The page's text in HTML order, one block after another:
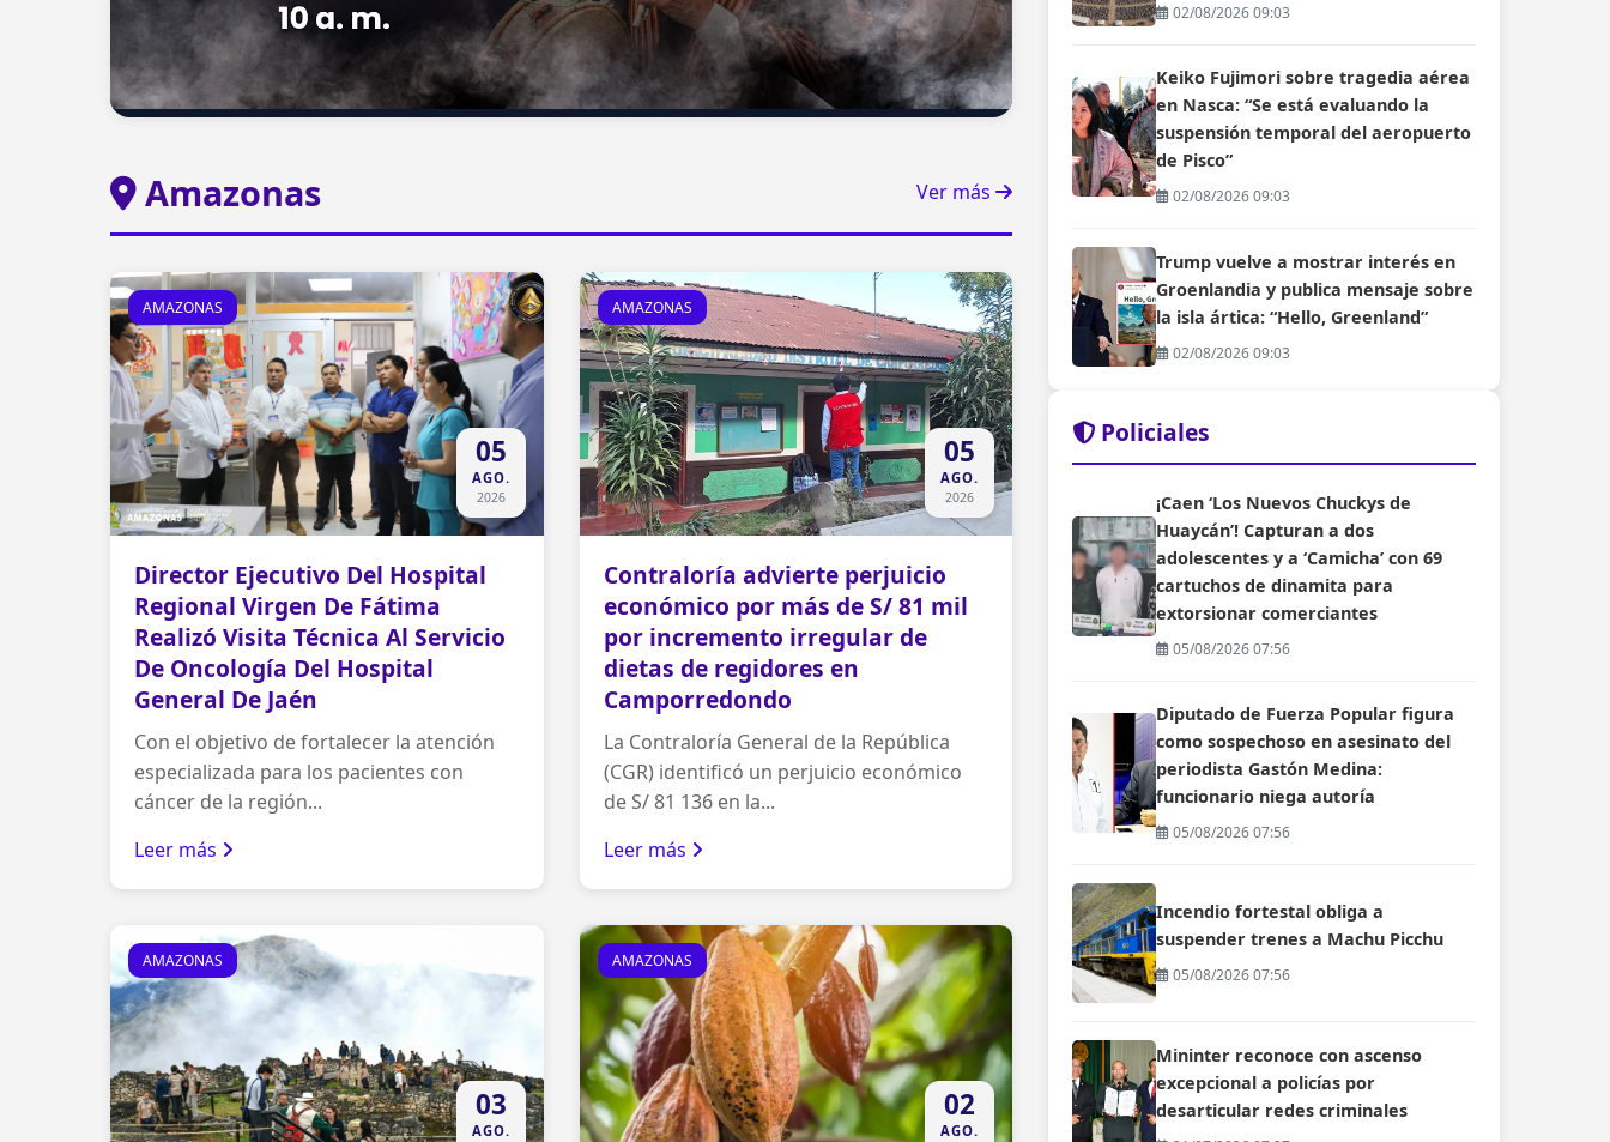
Amazonas Ver más
AMAZONAS
05
AGO.
2026
Director Ejecutivo Del Hospital
Regional Virgen De Fátima
Realizó Visita Técnica Al Servicio
De Oncología Del Hospital
General De Jaén
Con el objetivo de fortalecer la atención
especializada para los pacientes con
cáncer de la región...
Leer más
AMAZONAS
05
AGO.
2026
Contraloría advierte perjuicio
económico por más de S/ 81 mil
por incremento irregular de
dietas de regidores en
Camporredondo
La Contraloría General de la República
(CGR) identificó un perjuicio económico
de S/ 81 136 en la...
Leer más
AMAZONAS
03
AGO.
AMAZONAS
02
AGO.
02/08/2026 09:03
Keiko Fujimori sobre tragedia aérea
en Nasca: “Se está evaluando la
suspensión temporal del aeropuerto
de Pisco”
02/08/2026 09:03
Trump vuelve a mostrar interés en
Groenlandia y publica mensaje sobre
la isla ártica: “Hello, Greenland”
02/08/2026 09:03
Policiales
¡Caen ‘Los Nuevos Chuckys de
Huaycán’! Capturan a dos
adolescentes y a ‘Camicha’ con 69
cartuchos de dinamita para
extorsionar comerciantes
05/08/2026 07:56
Diputado de Fuerza Popular figura
como sospechoso en asesinato del
periodista Gastón Medina:
funcionario niega autoría
05/08/2026 07:56
Incendio fortestal obliga a
suspender trenes a Machu Picchu
05/08/2026 07:56
Mininter reconoce con ascenso
excepcional a policías por
desarticular redes criminales